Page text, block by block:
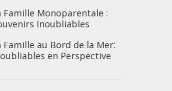
Famille Monoparentale :
Inoubliables
Famille au Bord de la Mer:
en Perspective